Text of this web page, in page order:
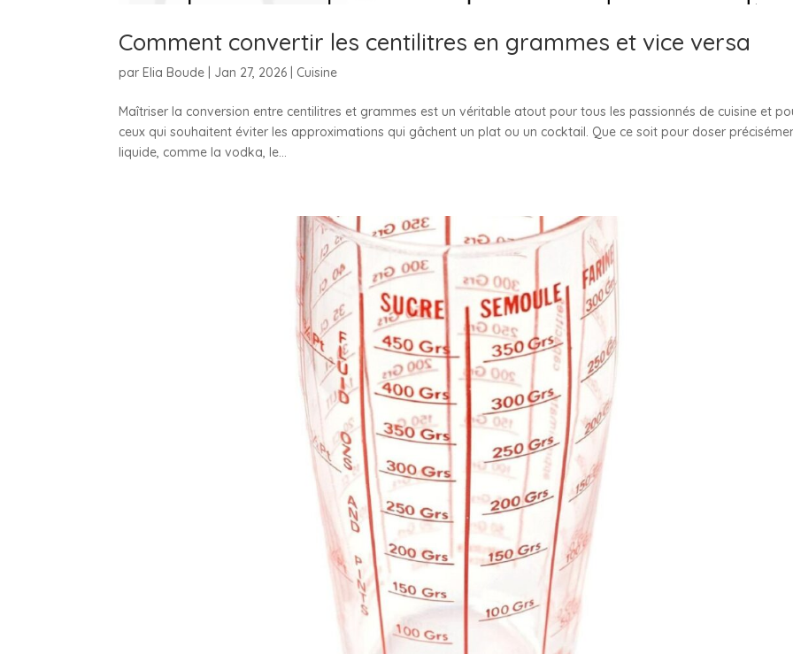
Comment convertir les centilitres en grammes et vice versa
parElia Boude Jan 27, 2026 Cuisine
Maîtriser la conversion entre centilitres et grammes est un véritable atout pour tous les passionnés de cuisine et
ceux qui souhaitent éviter les approximations qui gâchent un plat ou un cocktail. Que ce soit pour doser
liquide, comme la vodka, le...